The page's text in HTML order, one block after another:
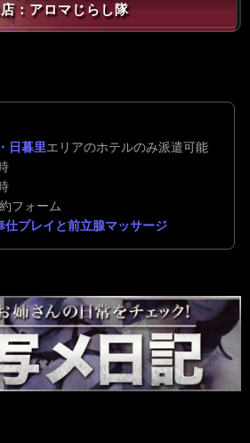
：アロマじらし隊
日暮里エリアのホテルのみ派遣可能
フォーム
仕プレイと前立腺マッサージ